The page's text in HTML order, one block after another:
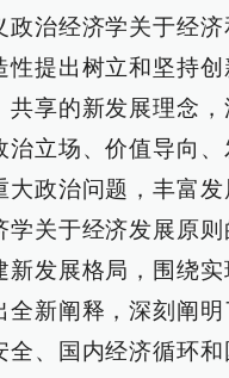
政治经济学关于经
提出树立和坚持创
共享的新发展理念，
立场、价值导向、
大政治问题，丰富发
学关于经济发展原则
新发展格局，围绕
全新阐释，深刻阐
全、国内经济循环